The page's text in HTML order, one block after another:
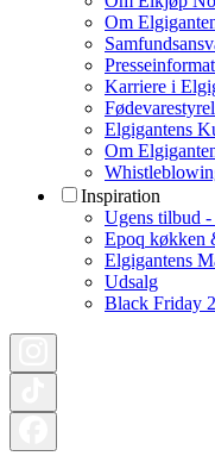
Om
Karriere i
Elgigantens
Om
Inspiration
Ugens tilbud -
Epoq køkken
Elgigantens
Udsalg
Black Friday